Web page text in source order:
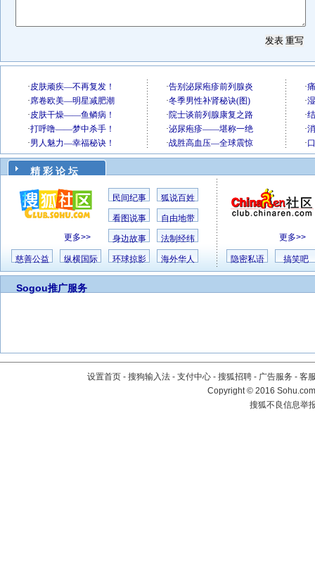
精 彩 论 坛
更多>>
民间纪事 狐说百姓
看图说事 自由地带
身边故事 法制经纬
慈善公益 纵横国际 环球掠影 海外华人
更多>>
隐密私语 搞笑吧
Sogou推广服务
设置首页 - 搜狗输入法 - 支付中心 - 搜狐招聘 - 广告服务 - 客
Copyright©2016
搜狐不良信息举